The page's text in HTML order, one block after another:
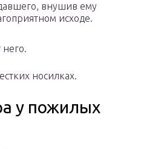
внушив ему
исходе.
него.
носилках.
у пожилых